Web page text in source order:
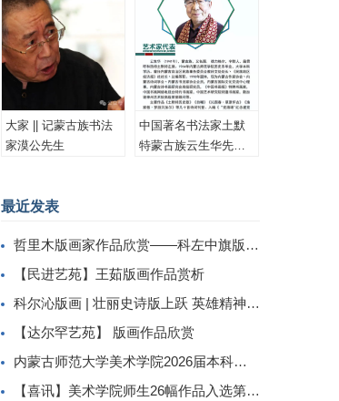
大家 || 记蒙古族书法
家漠公先生
中国著名书法家土默
特蒙古族云生华先生
最近发表
哲里木版画家作品欣赏——科左中旗版画家李忠斌作品赏析
【民进艺苑】王茹版画作品赏析
科尔沁版画 | 壮丽史诗版上跃 英雄精神画中传
【达尔罕艺苑】 版画作品欣赏
内蒙古师范大学美术学院2026届本科生毕业作品展美术学专业（版画方向）
【喜讯】美术学院师生26幅作品入选第二届内蒙古自治区小版画暨藏书票展